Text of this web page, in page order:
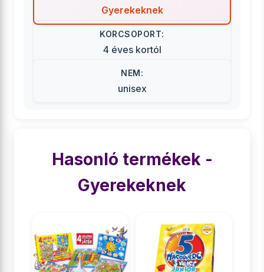
Gyerekeknek
KORCSOPORT:
4 éves kortól
NEM:
unisex
Hasonló termékek -
Gyerekeknek